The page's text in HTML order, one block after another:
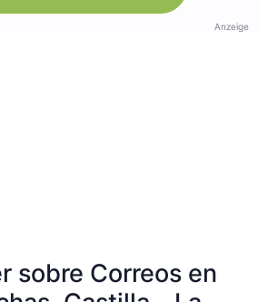
Anzeige
sobre Correos en